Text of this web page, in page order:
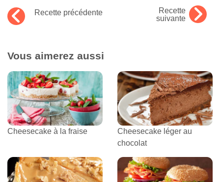
Recette précédente
Recette
suivante
Vous aimerez aussi
Cheesecake à la fraise
Cheesecake léger au
chocolat